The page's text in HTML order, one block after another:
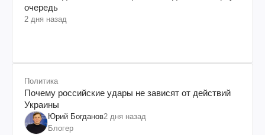
очередь
2 дня назад
Политика
Почему российские удары не зависят от действий
Украины
Юрий Богданов2 дня назад
Блогер